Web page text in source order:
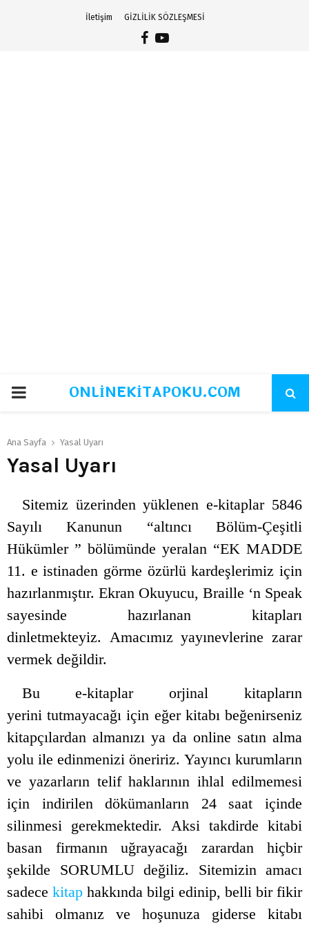
İletişim GİZLİLİK SÖZLEŞMESİ
Facebook
Youtube
PRIMARYONLİNEKİTAPOKU.COM
Ana Sayfa Yasal Uyarı
Yasal Uyarı
Sitemiz üzerinden yüklenen e-kitaplar 5846
Sayılı Kanunun “altıncı Bölüm-Çeşitli
Hükümler ” bölümünde yeralan “EK MADDE
11. e istinaden görme özürlü kardeşlerimiz için
hazırlanmıştır. Ekran Okuyucu, Braille ‘n Speak
sayesinde hazırlanan kitapları
dinletmekteyiz. Amacımız yayınevlerine zarar
vermek değildir.
Bu e-kitaplar orjinal kitapların
yerini tutmayacağı için eğer kitabı beğenirseniz
kitapçılardan almanızı ya da online satın alma
yolu ile edinmenizi öneririz. Yayıncı kurumların
ve yazarların telif haklarının ihlal edilmemesi
için indirilen dökümanların 24 saat içinde
silinmesi gerekmektedir. Aksi takdirde kitabi
basan firmanın uğrayacağı zarardan hiçbir
şekilde SORUMLUdeğiliz. Sitemizin amacı
sadece kitap hakkında bilgi edinip, belli bir fikir
sahibi olmanız ve hoşunuza giderse kitabı